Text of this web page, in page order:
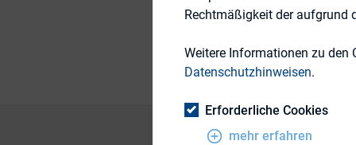
Rechtmäßigkeit der aufgrund
Weitere Informationen zu den
Datenschutzhinweisen.
Erforderliche Cookies
mehr erfahren